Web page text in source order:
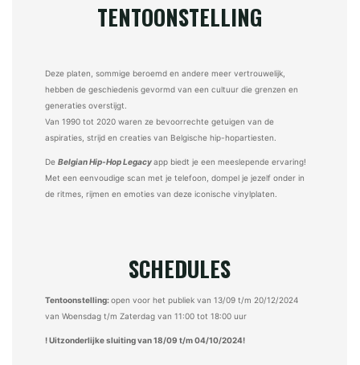
TENTOONSTELLING
Deze platen, sommige beroemd en andere meer vertrouwelijk,
hebben de geschiedenis gevormd van een cultuur die grenzen en
generaties overstijgt.
Van 1990 tot 2020 waren ze bevoorrechte getuigen van de
aspiraties, strijd en creaties van Belgische hip-hopartiesten.
DeBelgian Hip-Hop Legacyapp biedt je een meeslepende ervaring!
Met een eenvoudige scan met je telefoon, dompel je jezelf onder in
de ritmes, rijmen en emoties van deze iconische vinylplaten.
SCHEDULES
Tentoonstelling:open voor het publiek van 13/09 t/m 20/12/2024
van Woensdag t/m Zaterdag van 11:00 tot 18:00 uur
! Uitzonderlijke sluiting van 18/09 t/m 04/10/2024!